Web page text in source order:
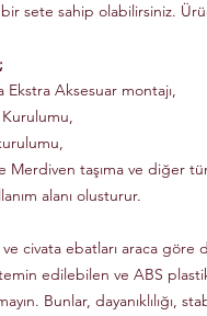
bir sete sahip olabilirsiniz.
Ekstra Aksesuar montajı,
Merdiven taşıma ve diğer
alanı olusturur.
ve civata ebatları araca
edilebilen ve ABS
Bunlar, dayanıklılığı,